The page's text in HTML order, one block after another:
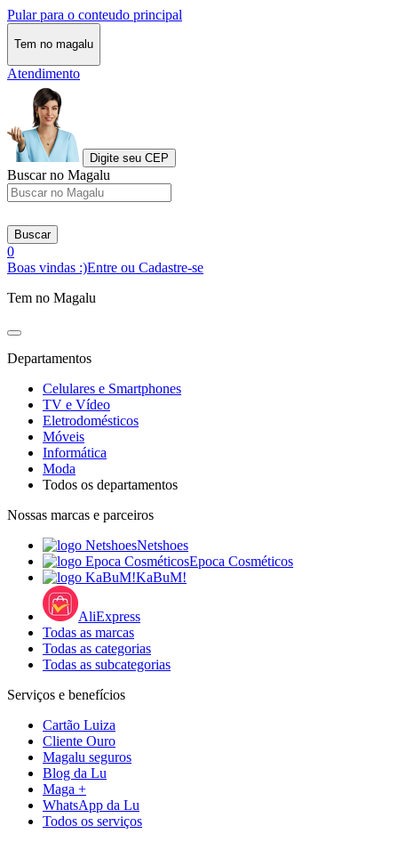
Pular para o conteudo principal
Tem no magalu
Atendimento
Digite seu CEP
Buscar no Magalu
Buscar
0
Boas vindas :)Entre ou Cadastre-se
Tem no Magalu
Departamentos
Celulares e Smartphones
TV e Vídeo
Eletrodomésticos
Móveis
Informática
Moda
Todos os departamentos
Nossas marcas e parceiros
Netshoes
Epoca Cosméticos
KaBuM!
AliExpress
Todas as marcas
Todas as categorias
Todas as subcategorias
Serviços e benefícios
Cartão Luiza
Cliente Ouro
Magalu seguros
Blog da Lu
Maga +
WhatsApp da Lu
Todos os serviços